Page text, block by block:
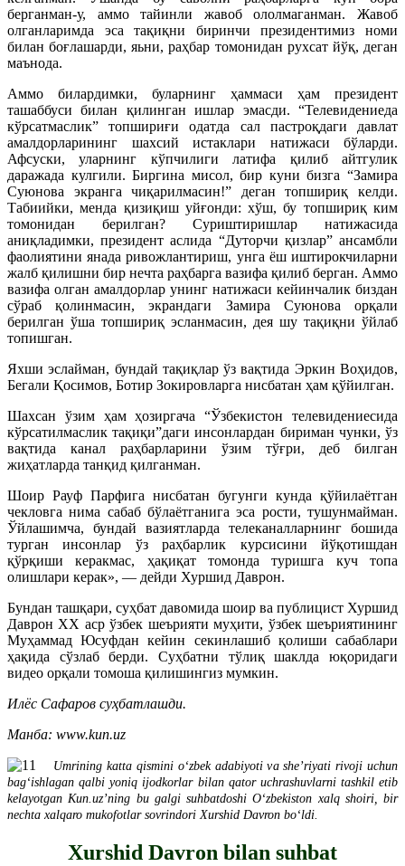
берганман-у, аммо тайинли жавоб ололмаганман. Жавоб
олганларимда эса тақиқни биринчи президентимиз номи
билан боғлашарди, яьни, раҳбар томонидан рухсат йўқ, деган
маънода.
Аммо билардимки, буларнинг ҳаммаси ҳам президент
ташаббуси билан қилинган ишлар эмасди. “Телевидениеда
кўрсатмаслик” топшириғи одатда сал пастроқдаги давлат
амалдорларининг шахсий истаклари натижаси бўларди.
Афсуски, уларнинг кўпчилиги латифа қилиб айтгулик
даражада кулгили. Биргина мисол, бир куни бизга “Замира
Суюнова экранга чиқарилмасин!” деган топшириқ келди.
Табиийки, менда қизиқиш уйғонди: хўш, бу топшириқ ким
томонидан берилган? Суриштиришлар натижасида
аниқладимки, президент аслида “Дуторчи қизлар” ансамбли
фаолиятини янада ривожлантириш, унга ёш иштирокчиларни
жалб қилишни бир нечта раҳбарга вазифа қилиб берган. Аммо
вазифа олган амалдорлар унинг натижаси кейинчалик биздан
сўраб қолинмасин, экрандаги Замира Суюнова орқали
берилган ўша топшириқ эсланмасин, дея шу тақиқни ўйлаб
топишган.
Яхши эслайман, бундай тақиқлар ўз вақтида Эркин Воҳидов,
Бегали Қосимов, Ботир Зокировларга нисбатан ҳам қўйилган.
Шахсан ўзим ҳам ҳозиргача “Ўзбекистон телевидениесида
кўрсатилмаслик тақиқи”даги инсонлардан бириман чунки, ўз
вақтида канал раҳбарларини ўзим тўғри, деб билган
жиҳатларда танқид қилганман.
Шоир Рауф Парфига нисбатан бугунги кунда қўйилаётган
чекловга нима сабаб бўлаётганига эса рости, тушунмайман.
Ўйлашимча, бундай вазиятларда телеканалларнинг бошида
турган инсонлар ўз раҳбарлик курсисини йўқотишдан
қўрқиши керакмас, ҳақиқат томонда туришга куч топа
олишлари керак», — дейди Хуршид Даврон.
Бундан ташқари, суҳбат давомида шоир ва публицист Хуршид
Даврон XX аср ўзбек шеърияти муҳити, ўзбек шеъриятининг
Муҳаммад Юсуфдан кейин секинлашиб қолиши сабаблари
ҳақида сўзлаб берди. Суҳбатни тўлиқ шаклда юқоридаги
видео орқали томоша қилишингиз мумкин.
Илёс Сафаров суҳбатлашди.
Mанба: www.kun.uz
Umrining katta qismini o‘zbek adabiyoti va she’riyati rivoji uchun
bag‘ishlagan qalbi yoniq ijodkorlar bilan qator uchrashuvlarni tashkil etib
kelayotgan Kun.uzʼning bu galgi suhbatdoshi O‘zbekiston xalq shoiri, bir
nechta xalqaro mukofotlar sovrindori Xurshid Davron bo‘ldi.
Xurshid Davron bilan suhbat